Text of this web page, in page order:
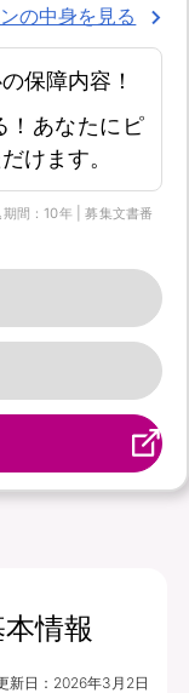
の中身を見る
保障内容！
！あなたにピ
けます。
間：10年 | 募集文書番
情報
新日： 2026年3月2日